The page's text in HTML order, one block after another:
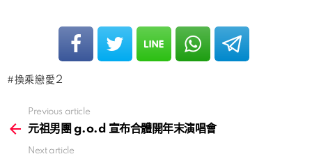
換乘戀愛2
more
Previous article
元祖男團 g.o.d 宣布合體開年末演唱會
Next article